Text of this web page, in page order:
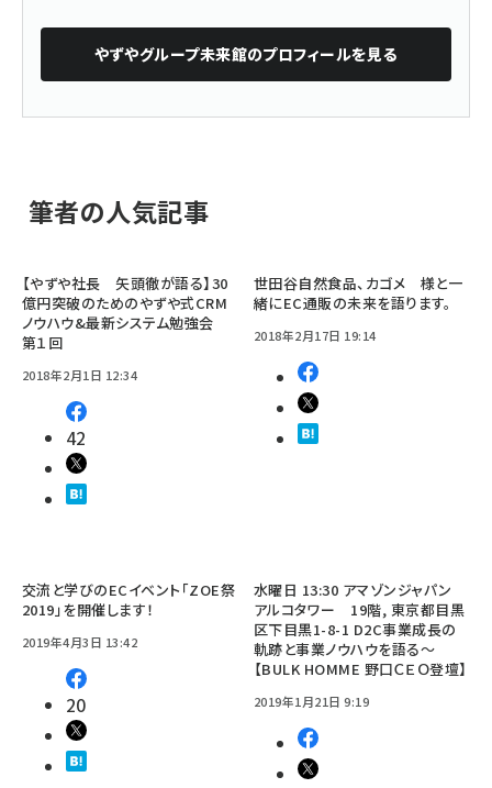
やずやグループ未来館のプロフィールを見る
筆者の人気記事
【やずや社長 矢頭徹が語る】30
億円突破のためのやずや式CRM
ノウハウ&最新システム勉強会
第１回
2018年2月1日 12:34
42
世田谷自然食品、カゴメ 様と一
緒にEC通販の未来を語ります。
2018年2月17日 19:14
交流と学びのECイベント「ZOE祭
2019」を開催します！
2019年4月3日 13:42
20
水曜日 13:30 アマゾンジャパン
アルコタワー 19階, 東京都目黒
区下目黒1-8-1 D2C事業成長の
軌跡と事業ノウハウを語る〜
【BULK HOMME 野口ＣＥＯ登壇】
2019年1月21日 9:19